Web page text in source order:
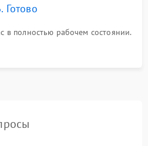
Готово
в полностью рабочем состоянии.